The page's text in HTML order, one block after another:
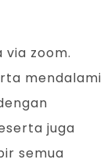
via zoom.
mendalami
juga
semua